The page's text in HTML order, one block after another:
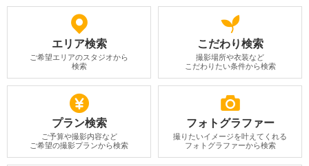
エリア検索
ご希望エリアのスタジオから
検索
こだわり検索
撮影場所や衣装など
こだわりたい条件から検索
プラン検索
ご予算や撮影内容など
ご希望の撮影プランから検索
フォトグラファー
撮りたいイメージを叶えてくれる
フォトグラファーから検索